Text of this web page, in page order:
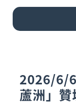
2026/6/
蘆洲」